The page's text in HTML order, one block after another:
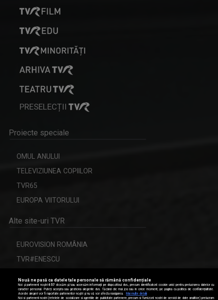
PRESELECȚII
Proiecte speciale
OMUL ANULUI
TELEVIZIUNEA COPIILOR
TVR65
EUROPA VIITORULUI
Alte site-uri TVR
EUROVISION ROMÂNIA
TVR#ENESCU
Nouă ne pasă ca datele tale personale să rămână confidențiale
Noi și partenerii noștri657 stocăm și/sau accesăm informații pe dispozitivul dvs., precum identificatorii cookie unici pentru prelucrarea datelor cu
caracter personal. Puteți accepta sau gestiona alegerile dvs. făcând clic mai jos sau în orice moment, pe pagina cu politica de confidențialitate.
Aceste alegeri vor fi raportate partenerilor noștri și nu vă vor afecta navigarea.
Mai multe detalii
Noi si partenerii nostri (retelele de socializare si agentiile de publicitate partenere, precum si furnizorii nostri de servicii de date analitice) prelucram